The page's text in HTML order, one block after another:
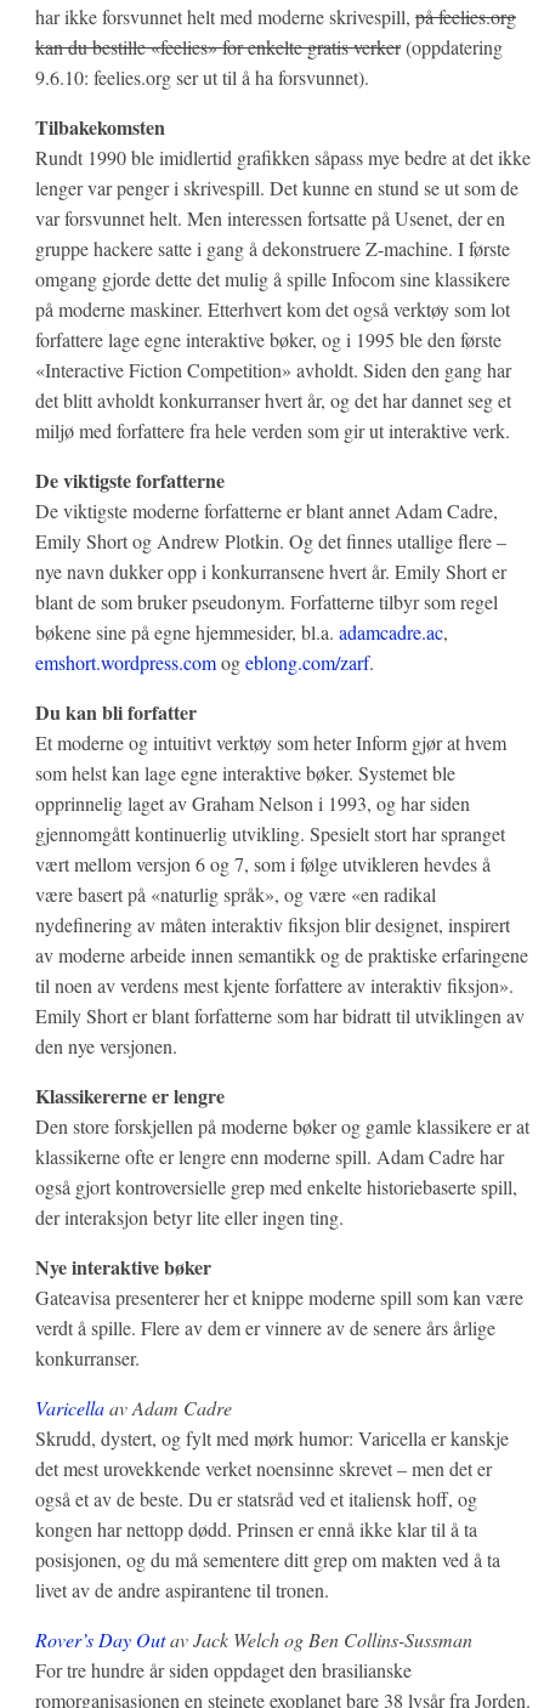
har ikke forsvunnet helt med moderne skrivespill, på feelies.org
kan du bestille «feelies» for enkelte gratis verker(oppdatering
9.6.10: feelies.org ser ut til å ha forsvunnet).
Tilbakekomsten
Rundt 1990 ble imidlertid grafikken såpass mye bedre at det ikke
lenger var penger i skrivespill. Det kunne en stund se ut som de
var forsvunnet helt. Men interessen fortsatte på Usenet, der en
gruppe hackere satte i gang å dekonstruere Z-machine. I første
omgang gjorde dette det mulig å spille Infocom sine klassikere
på moderne maskiner. Etterhvert kom det også verktøy som lot
forfattere lage egne interaktive bøker, og i 1995 ble den første
«Interactive Fiction Competition» avholdt. Siden den gang har
det blitt avholdt konkurranser hvert år, og det har dannet seg et
miljø med forfattere fra hele verden som gir ut interaktive verk.
De viktigste forfatterne
De viktigste moderne forfatterne er blant annet Adam Cadre,
Emily Short og Andrew Plotkin. Og det finnes utallige flere –
nye navn dukker opp i konkurransene hvert år. Emily Short er
blant de som bruker pseudonym. Forfatterne tilbyr som regel
bøkene sine på egne hjemmesider, bl.a. adamcadre.ac,
emshort.wordpress.comogeblong.com/zarf.
Du kan bli forfatter
Et moderne og intuitivt verktøy som heter Inform gjør at hvem
som helst kan lage egne interaktive bøker. Systemet ble
opprinnelig laget av Graham Nelson i 1993, og har siden
gjennomgått kontinuerlig utvikling. Spesielt stort har spranget
vært mellom versjon 6 og 7, som i følge utvikleren hevdes å
være basert på «naturlig språk», og være «en radikal
nydefinering av måten interaktiv fiksjon blir designet, inspirert
av moderne arbeide innen semantikk og de praktiske erfaringene
til noen av verdens mest kjente forfattere av interaktiv fiksjon».
Emily Short er blant forfatterne som har bidratt til utviklingen av
den nye versjonen.
Klassikererne er lengre
Den store forskjellen på moderne bøker og gamle klassikere er at
klassikerne ofte er lengre enn moderne spill. Adam Cadre har
også gjort kontroversielle grep med enkelte historiebaserte spill,
der interaksjon betyr lite eller ingen ting.
Nye interaktive bøker
Gateavisa presenterer her et knippe moderne spill som kan være
verdt å spille. Flere av dem er vinnere av de senere års årlige
konkurranser.
Varicellaav Adam Cadre
Skrudd, dystert, og fylt med mørk humor: Varicella er kanskje
det mest urovekkende verket noensinne skrevet – men det er
også et av de beste. Du er statsråd ved et italiensk hoff, og
kongen har nettopp dødd. Prinsen er ennå ikke klar til å ta
posisjonen, og du må sementere ditt grep om makten ved å ta
livet av de andre aspirantene til tronen.
Rover’s Day Outav Jack Welch og Ben Collins-Sussman
For tre hundre år siden oppdaget den brasilianske
romorganisasjonen en steinete exoplanet bare 38 lysår fra Jorden.